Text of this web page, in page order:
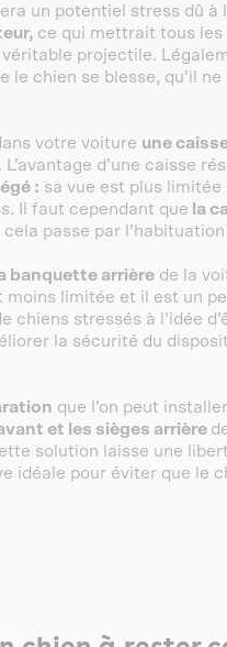
un potentiel stress dû à
ce qui mettrait tous les
projectile.
le chien se blesse, qu’il
votre voiture une
d’une caisse
: sa vue est plus
Il faut cependant que la
passe par
banquette arrière de la
moins limitée et il est un
chiens stressés à l’idée
la sécurité du
que l’on peut
et les sièges arrière
solution laisse une
idéale pour éviter que le